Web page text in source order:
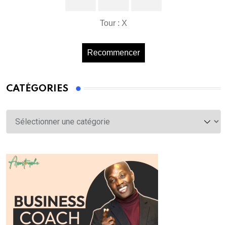
Tour : X
Recommencer
CATÉGORIES
Catégories